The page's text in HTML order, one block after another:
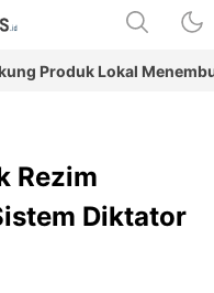
Lokal Menembus
Rezim
Diktator